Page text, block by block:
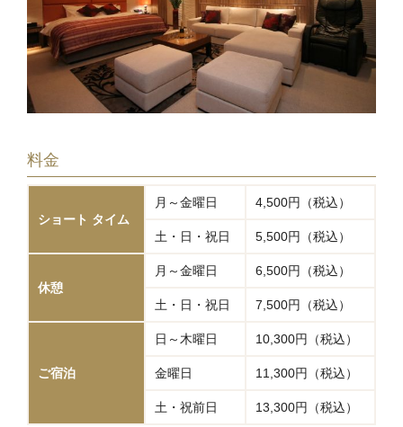
料金
ショート タイム
月～金曜日 4,500円（税込）
土・日・祝日 5,500円（税込）
休憩
月～金曜日 6,500円（税込）
土・日・祝日 7,500円（税込）
ご宿泊
日～木曜日 10,300円（税込）
金曜日 11,300円（税込）
土・祝前日 13,300円（税込）